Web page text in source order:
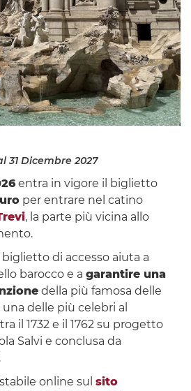
31 Dicembre 2027
entra in vigore il biglietto
per entrare nel catino
, la parte più vicina allo
biglietto di accesso aiuta a
barocco e a garantire una
della più famosa delle
delle più celebri al
il 1732 e il 1762 su progetto
Salvi e conclusa da
online sul sito